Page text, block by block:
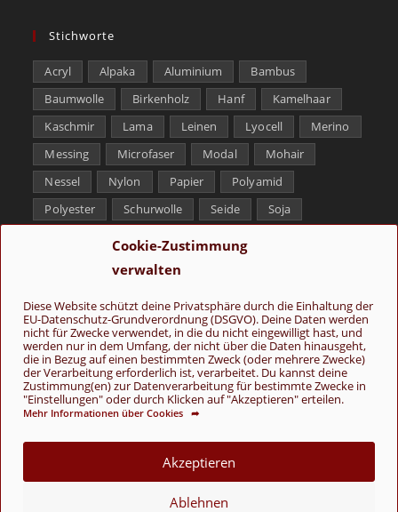
Cookie-Zustimmung
verwalten
Diese Website schützt deine Privatsphäre durch die Einhaltung der
EU-Datenschutz-Grundverordnung (DSGVO). Deine Daten werden
nicht für Zwecke verwendet, in die du nicht eingewilligt hast, und
werden nur in dem Umfang, der nicht über die Daten hinausgeht,
die in Bezug auf einen bestimmten Zweck (oder mehrere Zwecke)
der Verarbeitung erforderlich ist, verarbeitet. Du kannst deine
Zustimmung(en) zur Datenverarbeitung für bestimmte Zwecke in
"Einstellungen" oder durch Klicken auf "Akzeptieren" erteilen.
Mehr Informationen über Cookies ➦
Akzeptieren
Ablehnen
Stichworte
Acryl Alpaka Aluminium
Bambus
Baumwolle
Birkenholz Hanf
Kamelhaar
Kaschmir
Lama Leinen Lyocell
Merino
Messing
Microfaser Modal
Mohair
Nessel
Nylon Papier
Polyamid
Polyester
Schurwolle Seide
Soja
Tencel
Yak
Folge uns
© Copyright 2026 - Wolle & Schönes